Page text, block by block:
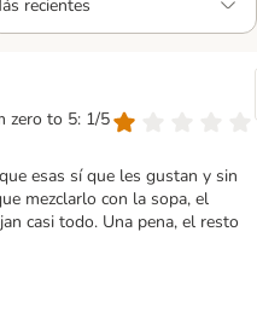
zero to 5: 1/5
esas sí que les gustan y sin
mezclarlo con la sopa, el
casi todo. Una pena, el resto